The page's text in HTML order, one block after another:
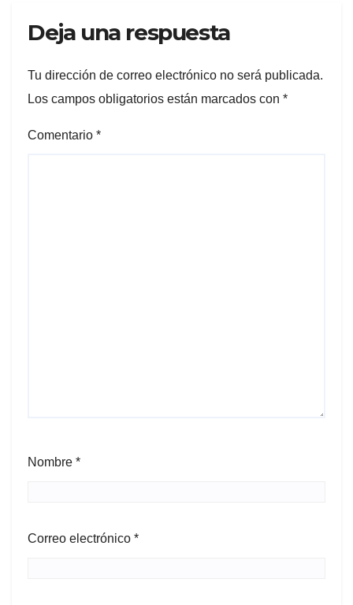
Deja una respuesta
Tu dirección de correo electrónico no será publicada.
Los campos obligatorios están marcados con *
Comentario *
Nombre *
Correo electrónico *